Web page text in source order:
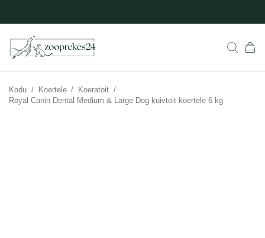
Kodu / Koertele / Koeratoit /
Royal Canin Dental Medium & Large Dog kuivtoit koertele 6 kg